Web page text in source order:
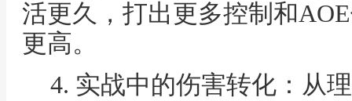
活更久，打出更多控制和
更高。
4. 实战中的伤害转化：从